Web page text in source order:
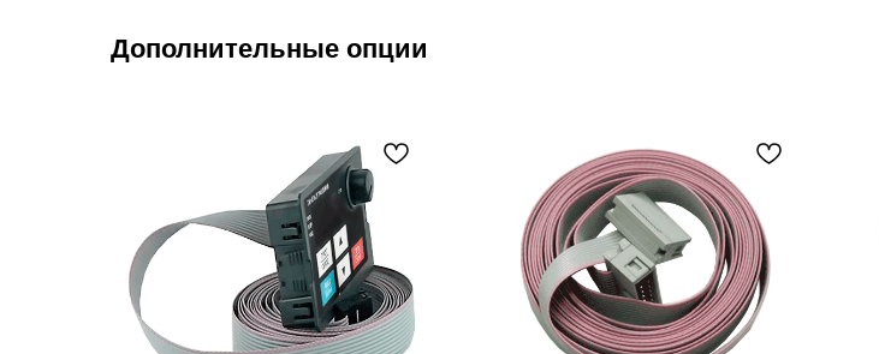
Дополнительные опции